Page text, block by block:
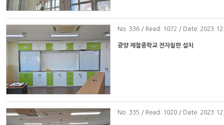
No . 336 / Read: 1072 / Date:
광양 제철중학교 전자칠판 설치
No . 335 / Read: 1020 / Date: